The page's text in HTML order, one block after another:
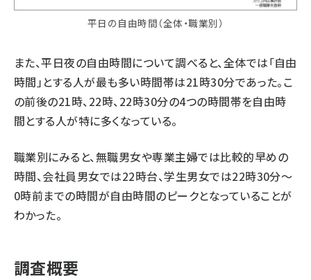
平日の自由時間（全体・職業別）
また、平日夜の自由時間について調べると、全体では「自由
時間」とする人が最も多い時間帯は21時30分であった。こ
の前後の21時、22時、22時30分の4つの時間帯を自由時
間とする人が特に多くなっている。
職業別にみると、無職男女や専業主婦では比較的早めの
時間、会社員男女では22時台、学生男女では22時30分～
0時前までの時間が自由時間のピークとなっていることが
わかった。
調査概要